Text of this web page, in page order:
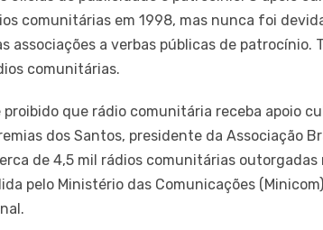
comunitárias em 1998, mas nunca foi
associações a verbas públicas de patrocínio.
comunitárias.
proibido que rádio comunitária receba apoio
dos Santos, presidente da Associação
de 4,5 mil rádios comunitárias outorgadas
pelo Ministério das Comunicações